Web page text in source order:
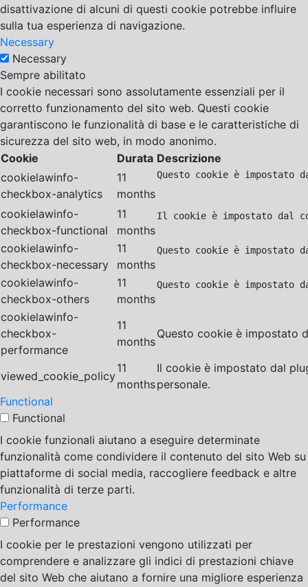
disattivazione di alcuni di questi cookie potrebbe influire
sulla tua esperienza di navigazione.
Necessary
Necessary
Sempre abilitato
I cookie necessari sono assolutamente essenziali per il
corretto funzionamento del sito web. Questi cookie
garantiscono le funzionalità di base e le caratteristiche di
sicurezza del sito web, in modo anonimo.
Cookie
Durata Descrizione
cookielawinfo-
checkbox-analytics
11
months
Questo cookie è
cookielawinfo-
checkbox-functional
11
months
Il cookie è impostato dal
cookielawinfo-
checkbox-necessary
11
months
Questo cookie è impostato
cookielawinfo-
checkbox-others
11
months
Questo cookie è
cookielawinfo-
checkbox-
performance
11
months
Questo cookie è impostato
viewed_cookie_policy
11
months
Il cookie è impostato dal
personale.
Functional
Functional
I cookie funzionali aiutano a eseguire determinate
funzionalità come condividere il contenuto del sito Web su
piattaforme di social media, raccogliere feedback e altre
funzionalità di terze parti.
Performance
Performance
I cookie per le prestazioni vengono utilizzati per
comprendere e analizzare gli indici di prestazioni chiave
del sito Web che aiutano a fornire una migliore esperienza